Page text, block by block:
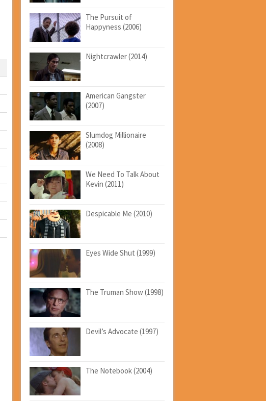
The Pursuit of
Happyness (2006)
Nightcrawler (2014)
American Gangster
(2007)
Slumdog Millionaire
(2008)
We Need To Talk About
Kevin (2011)
Despicable Me (2010)
Eyes Wide Shut (1999)
The Truman Show (1998)
Devil’s Advocate (1997)
The Notebook (2004)